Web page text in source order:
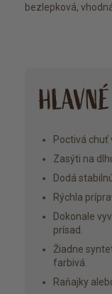
bezlepková,
Poctivá chuť
Zasýti na
Dodá
Rýchla
Dokonale
prísad.
Žiadne
farbivá.
Raňajky